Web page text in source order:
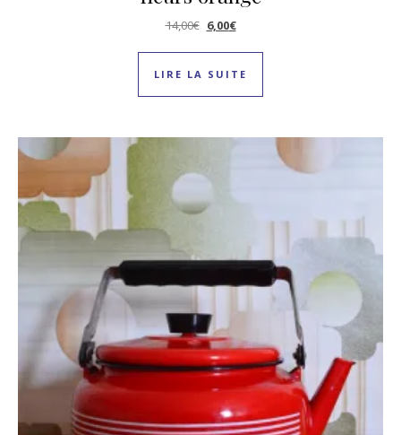
14,00€ Le prix initial était : 14,00€.
6,00€Le prix actuel est : 6,00€.
LIRE LA SUITE